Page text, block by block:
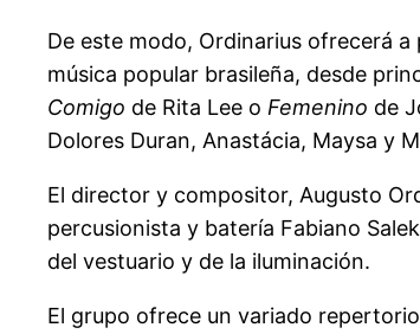
De este modo, Ordinarius ofrecerá
música popular brasileña, desde
Comigo de Rita Lee o Femenino de
Dolores Duran, Anastácia, Maysa y
El director y compositor, Augusto
percusionista y batería Fabiano
del vestuario y de la iluminación.
El grupo ofrece un variado